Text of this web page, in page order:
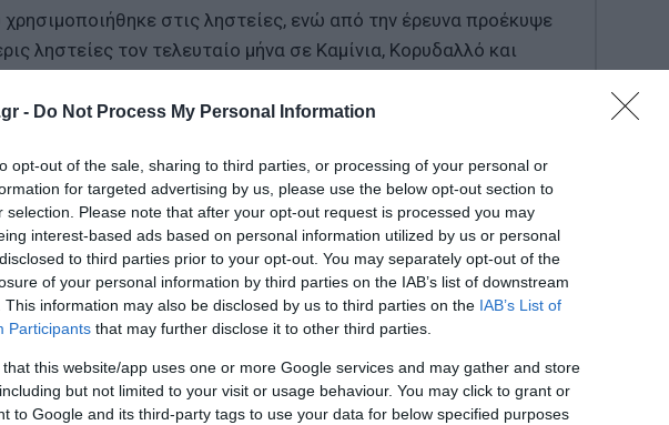
- Do Not Process My Personal Information
opt-out of the sale, sharing to third parties, or processing of your personal or
for targeted advertising by us, please use the below opt-out section to
selection. Please note that after your opt-out request is processed you may
interest-based ads based on personal information utilized by us or personal
to third parties prior to your opt-out. You may separately opt-out of the
of your personal information by third parties on the IAB’s list of downstream
This information may also be disclosed by us to third parties on the IAB’s List of
Participants that may further disclose it to other third parties.
that this website/app uses one or more Google services and may gather and store
but not limited to your visit or usage behaviour. You may click to grant or
to Google and its third-party tags to use your data for below specified purposes
στις ληστείες, ενώ από την έρευνα προέκυψε
ληστείες τον τελευταίο μήνα σε Καμίνια, Κορυδαλλό και
ουρανό
από τον Καναδά 62 κιλά κάνναβης
του Πειραιά
Lykavitos.gr στο Google News
όλες τις ειδήσεις